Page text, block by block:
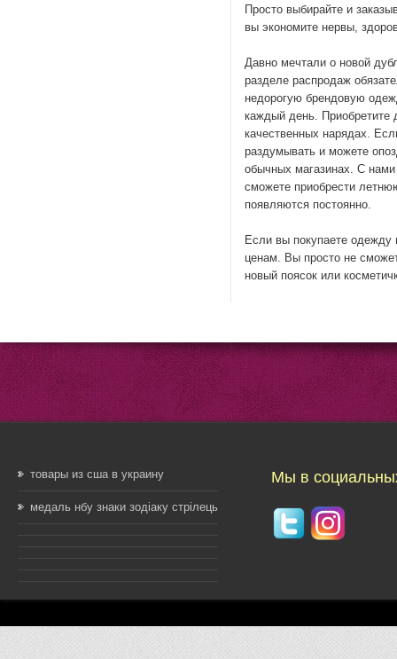
Просто выбирайте и
вы экономите нервы,
Давно мечтали о новой
разделе распродаж
недорогую брендовую
каждый день. Приобретите
качественных нарядах.
раздумывать и можете
обычных магазинах. С
сможете приобрести
появляются постоянно.
Если вы покупаете одежду
ценам. Вы просто не
новый поясок или
товары из сша в украину
медаль нбу знаки зодіаку стрілець
Мы в